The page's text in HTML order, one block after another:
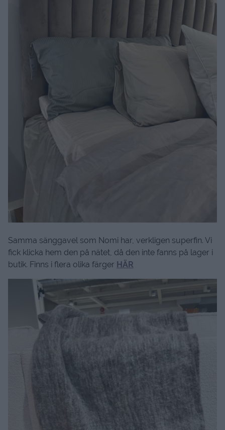
Samma sänggavel som Nomi har, verkligen superfin. Vi
fick klicka hem den på nätet, då den inte fanns på lager i
butik. Finns i flera olika färger HÄR